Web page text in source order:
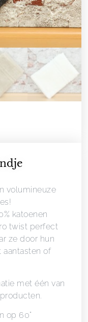
volumineuze
katoenen
twist perfect
ze door hun
of
met één van
op 60°